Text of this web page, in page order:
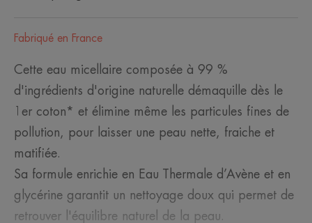
Fabriqué en France
Cette eau micellaire composée à 99 %
d'ingrédients d'origine naturelle démaquille dès le
1er coton* et élimine même les particules fines de
pollution, pour laisser une peau nette, fraiche et
matifiée.
Sa formule enrichie en Eau Thermale d’Avène et en
glycérine garantit un nettoyage doux qui permet de
retrouver l'équilibre naturel de la peau.